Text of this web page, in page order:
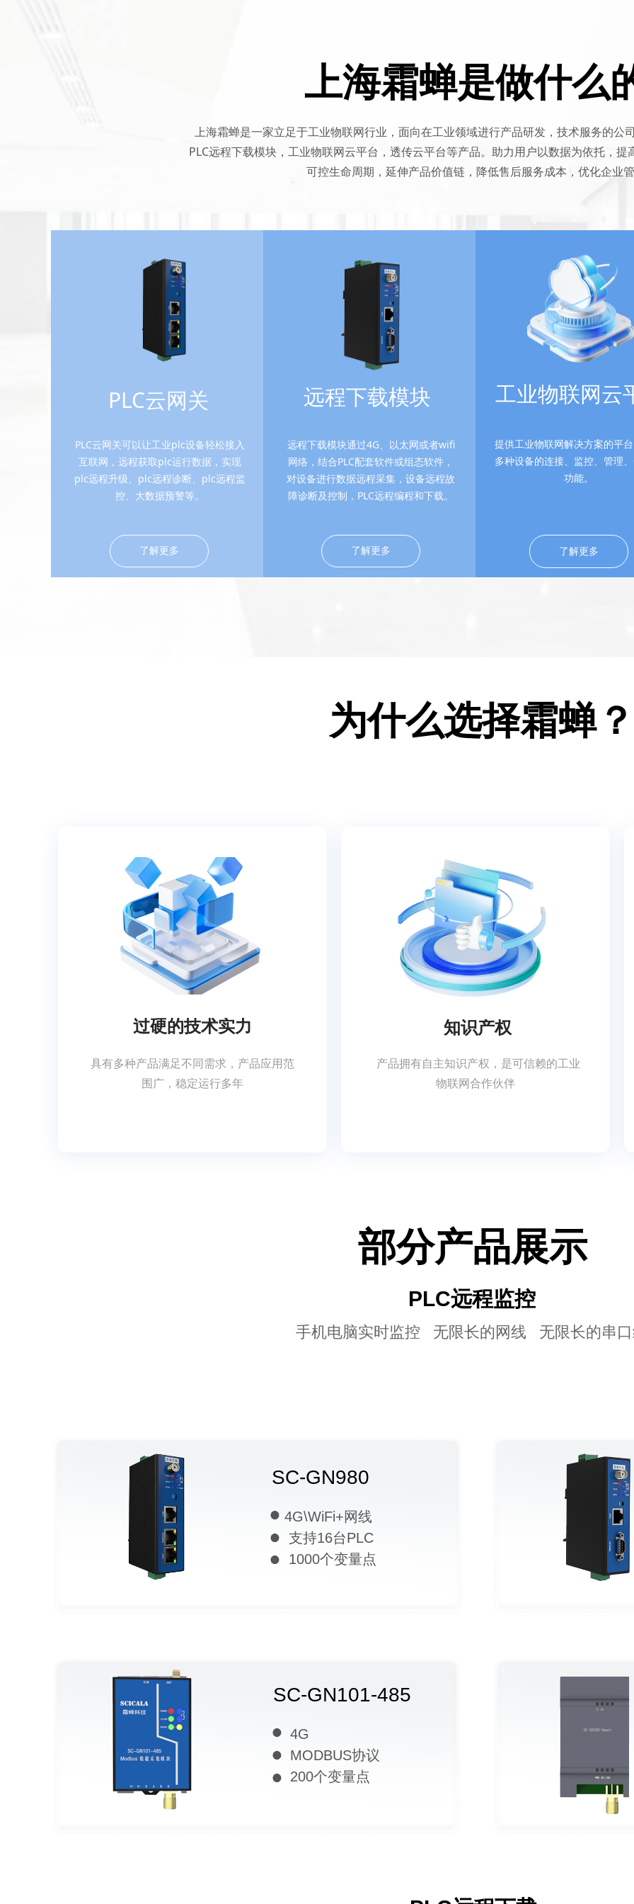
过硬的技术实力
具有多种产品满足不同需求，产品应用范
围广，稳定运行多年
知识产权
产品拥有自主知识产权，是可信赖的工业
物联网合作伙伴
上海霜蝉是做什么
PLC云网关
PLC云网关可以让工业plc设备轻松接入
互联网，远程获取plc运行数据，实现
plc远程升级、plc远程诊断、plc远程监
控、大数据预警等。
了解更多
远程下载模块
远程下载模块通过4G、以太网或者wifi
网络，结合PLC配套软件或组态软件，
对设备进行数据远程采集，设备远程故
障诊断及控制，PLC远程编程和下载。
了解更多
工业物联网云
了解更多
提供工业物联网解决方案的平
多种设备的连接、监控、管理
功能。
上海霜蝉是一家立足于工业物联网行业，面向在工业领域进行产品研发，技术服务的公
PLC远程下载模块，工业物联网云平台，透传云平台等产品。助力用户以数据为依托，
可控生命周期，延伸产品价值链，降低售后服务成本，优化企业
为什么选择霜蝉？
SC-GN980
4G\WiFi+网线
支持16台PLC
1000个变量点
PLC远程监控
手机电脑实时监控 无限长的网线 无限长的串
SC-GN101-485
4G
MODBUS协议
200个变量点
部分产品展示